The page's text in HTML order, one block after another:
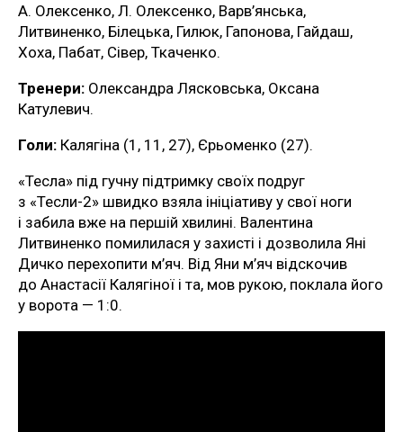
А. Олексенко, Л. Олексенко, Варв’янська,
Литвиненко, Білецька, Гилюк, Гапонова, Гайдаш,
Хоха, Пабат, Сівер, Ткаченко.
Тренери: Олександра Лясковська, Оксана
Катулевич.
Голи: Калягіна (1, 11, 27), Єрьоменко (27).
«Тесла» під гучну підтримку своїх подруг
з «Тесли-2» швидко взяла ініціативу у свої ноги
і забила вже на першій хвилині. Валентина
Литвиненко помилилася у захисті і дозволила Яні
Дичко перехопити м’яч. Від Яни м’яч відскочив
до Анастасії Калягіної і та, мов рукою, поклала його
у ворота — 1:0.